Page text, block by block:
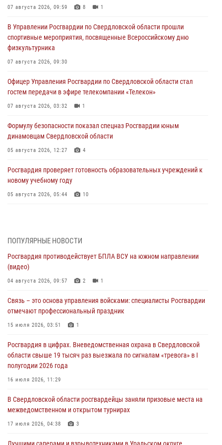
07 августа 2026, 09:59 8 1
В Управлении Росгвардии по Свердловской области прошли
спортивные мероприятия, посвященные Всероссийскому дню
физкультурника
07 августа 2026, 09:30
Офицер Управления Росгвардии по Свердловской области стал
гостем передачи в эфире телекомпании «Телекон»
07 августа 2026, 03:32 1
Формулу безопасности показал спецназ Росгвардии юным
динамовцам Свердловской области
05 августа 2026, 12:27 4
Росгвардия проверяет готовность образовательных учреждений к
новому учебному году
05 августа 2026, 05:44 10
04 августа 2026, 09:57 2
Росгвардия приняла участие в обеспечении безопасности Дня
города в Екатеринбурге
03 августа 2026, 07:43 3
Росгвардия приняла участие в межведомственном
антитеррористическом учении в Свердловской области
31 июля 2026, 12:27 1
Росгвардия обеспечивает безопасность граждан на южном
направлении
31 июля 2026, 06:56
рассказал об итогах работы подразделения в эфире телекомпании
«Телекон»
30 июля 2026, 11:33 1
ПОПУЛЯРНЫЕ НОВОСТИ
Росгвардия противодействует БПЛА ВСУ на южном направлении
(видео)
04 августа 2026, 09:57 2 1
Связь – это основа управления войсками: специалисты Росгвардии
отмечают профессиональный праздник
15 июля 2026, 03:51 1
Росгвардия в цифрах. Вневедомственная охрана в Свердловской
области свыше 19 тысяч раз выезжала по сигналам «тревога» в I
полугодии 2026 года
16 июля 2026, 11:29
В Свердловской области росгвардейцы заняли призовые места на
межведомственном и открытом турнирах
17 июля 2026, 04:38 3
Лучшими саперами и взрывотехниками в Уральском округе